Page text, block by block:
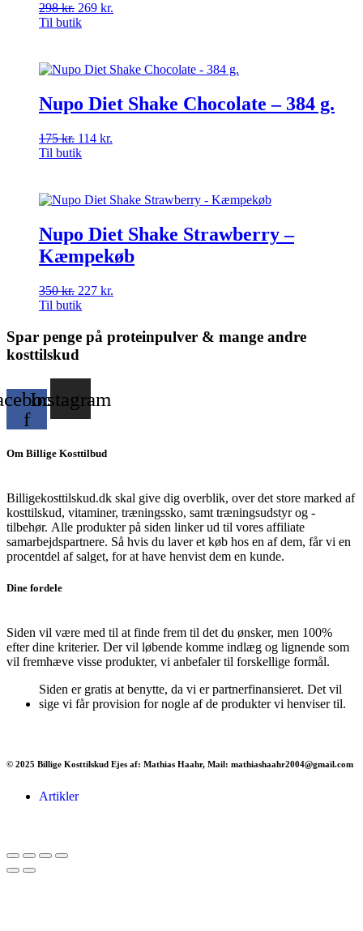
298kr. Den
oprindelige
298 kr..
269 kr.
269 kr..
Til butik
Nupo Diet Shake Chocolate – 384 g.
175kr. Den
oprindelige
175 kr..
114 kr.
114 kr..
Til butik
Nupo Diet Shake Strawberry –
Kæmpekøb
350kr. Den
oprindelige
var:
350 kr..
227 kr.
er:
Til butik
Spar penge på proteinpulver & mange andre
kosttilskud
f
Instagram
Om Billige Kosttilbud
Billigekosttilskud.dk skal give dig overblik, over det store marked af
kosttilskud, vitaminer, træningssko, samt træningsudstyr og -
tilbehør. Alle produkter på siden linker ud til vores affiliate
samarbejdspartnere. Så hvis du laver et køb hos en af dem, får vi en
procentdel af salget, for at have henvist dem en kunde.
Dine fordele
Siden vil være med til at finde frem til det du ønsker, men 100%
efter dine kriterier. Der vil løbende komme indlæg og lignende som
vil fremhæve visse produkter, vi anbefaler til forskellige formål.
Siden er gratis at benytte, da vi er partnerfinansieret. Det vil
sige vi får provision for nogle af de produkter vi henviser til.
© 2025 Billige Kosttilskud Ejes af: Mathias Haahr, Mail: mathiashaahr2004@gmail.com
Artikler